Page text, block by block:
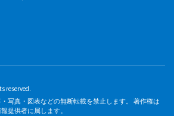
reserved.
写真・図表などの無断転載を禁止します。 著作権は
提供者に属します。